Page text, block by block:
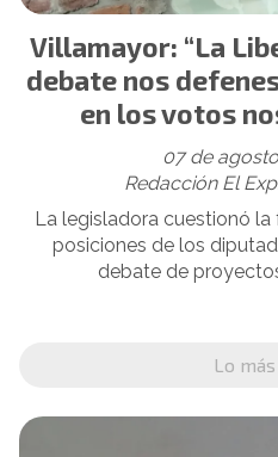
Villamayor: “La
debate nos
en los votos
Redacción El
07 de
La legisladora cuestionó
posiciones de los
debate de
Lo